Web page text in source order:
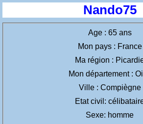
Nando75
Age : 65 ans
Mon pays : France
Ma région :
Mon
Ville : Compiègne
Etat civil:
Sexe: homme